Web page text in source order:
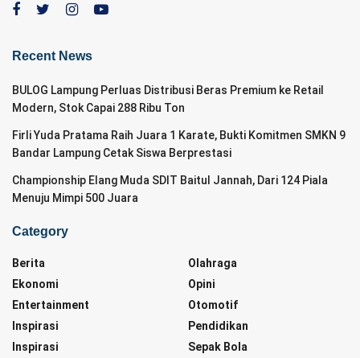
Recent News
BULOG Lampung Perluas Distribusi Beras Premium ke Retail
Modern, Stok Capai 288 Ribu Ton
Firli Yuda Pratama Raih Juara 1 Karate, Bukti Komitmen SMKN 9
Bandar Lampung Cetak Siswa Berprestasi
Championship Elang Muda SDIT Baitul Jannah, Dari 124 Piala
Menuju Mimpi 500 Juara
Category
Berita
Ekonomi
Entertainment
Inspirasi
Inspirasi
Olahraga
Opini
Otomotif
Pendidikan
Sepak Bola